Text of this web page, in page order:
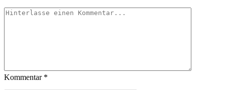
Kommentar *